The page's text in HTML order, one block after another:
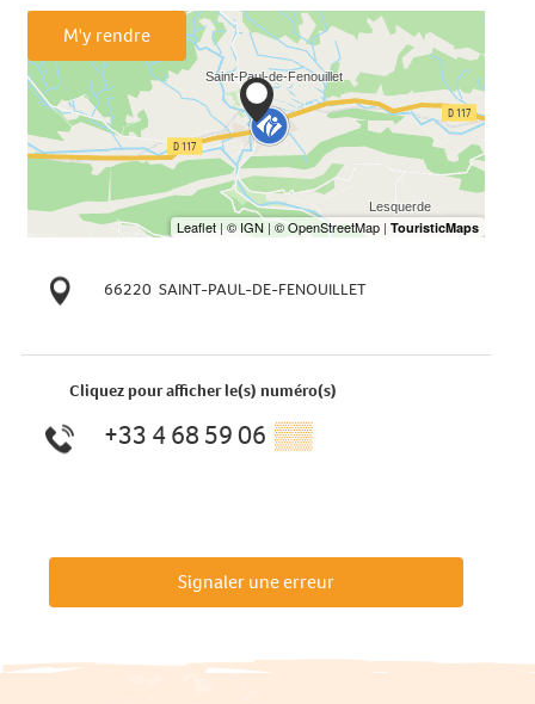
M'y rendre
66220 SAINT-PAUL-DE-FENOUILLET
Cliquez pour afficher le(s) numéro(s)
+33 4 68 59 06 ▒▒
Signaler une erreur